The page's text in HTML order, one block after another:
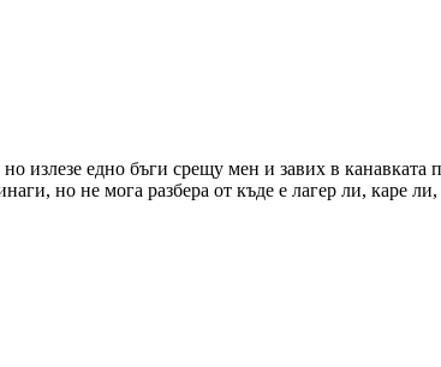
едно бъги срещу мен и завих в канавката
но не мога разбера от къде е лагер ли, каре